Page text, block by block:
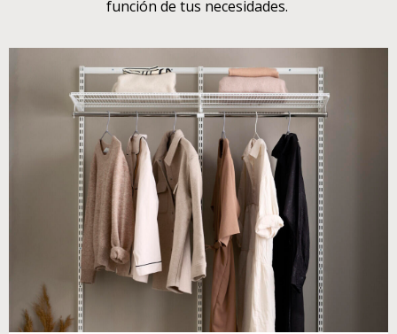
función de tus necesidades.